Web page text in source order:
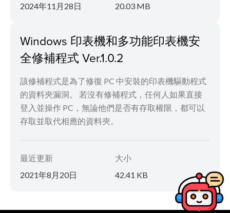
2024年11月28日
20.03 MB
Windows 印表機和多功能印表機安
全修補程式 Ver.1.0.2
該修補程式是為了修復 PC 中安裝的印表機驅動程式
的資料夾漏洞。 若沒有修補程式，任何人如果直接
登入並操作 PC，無論他們是否有存取權限，都可以
存取並取代相應的資料夾。
最近更新
2021年8月20日
大小
42.41 KB